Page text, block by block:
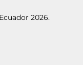
2026.